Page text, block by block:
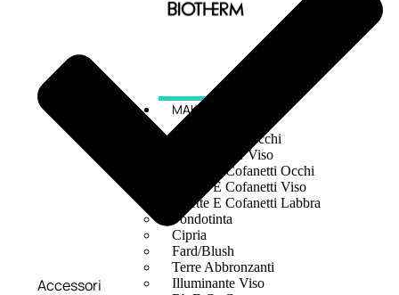
MAKE UP
Base/ Primer Occhi
Base/ Primer Viso
Palette E Cofanetti Occhi
Palette E Cofanetti Viso
Palette E Cofanetti Labbra
Fondotinta
Cipria
Fard/Blush
Terre Abbronzanti
Illuminante Viso
Accessori